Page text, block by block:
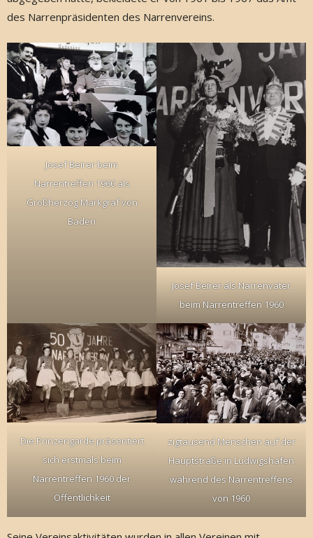
des Narrenpräsidenten des Narrenvereins.
Josef Beirer beim
Narrentreffen 1960 als
Großherzog Markgraf von
Baden
Josef Beirer als Narrenvater
beim Narrentreffen 1960
Die Prinzengarde präsentiert
sich erstmals beim
Narrentreffen 1960 der
Öffentlichkeit
zigtausend Menschen auf der
Hauptstraße in Ludwigshafen
während des Narrentreffens
von 1960